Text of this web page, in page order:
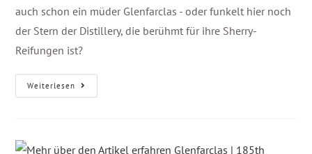
auch schon ein müder Glenfarclas - oder funkelt hier noch
der Stern der Distillery, die berühmt für ihre Sherry-
Reifungen ist?
Weiterlesen